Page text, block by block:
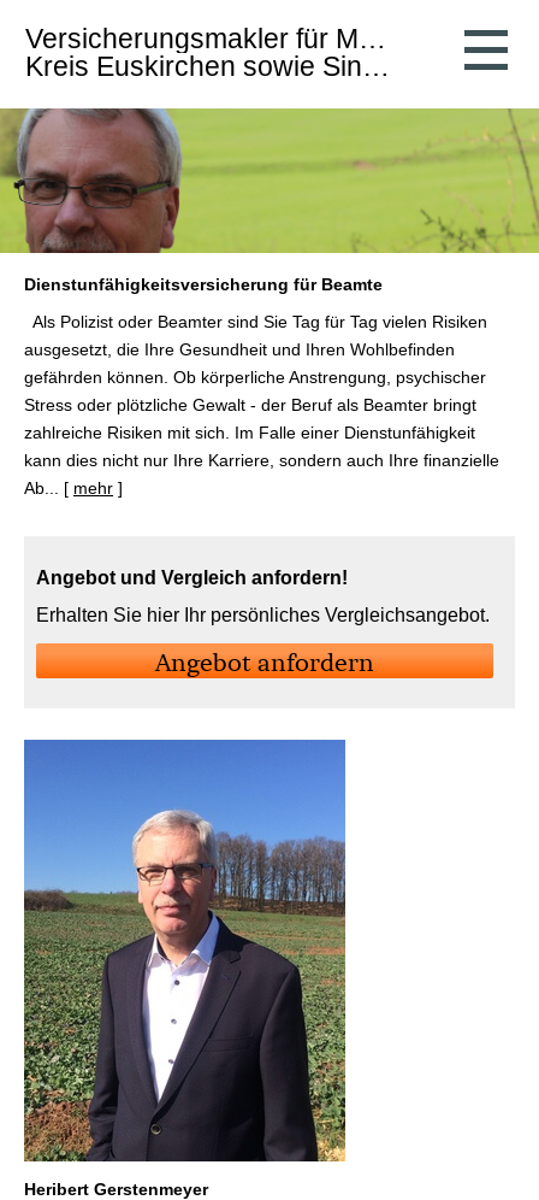
Ver­sicherungs­makler für Mechernich,
Kreis Euskirchen sowie Sinzig und Umgebung
Dienstunfähigkeitsversicherung für Beamte
Als Polizist oder Beamter sind Sie Tag für Tag vielen Risiken
ausgesetzt, die Ihre Gesundheit und Ihren Wohlbefinden
gefährden können. Ob körperliche Anstrengung, psychischer
Stress oder plötzliche Gewalt - der Beruf als Beamter bringt
zahlreiche Risiken mit sich. Im Falle einer Dienstunfähigkeit
kann dies nicht nur Ihre Karriere, sondern auch Ihre finanzielle
Ab...
[ mehr ]
Angebot und Vergleich anfordern!
Erhalten Sie hier Ihr persönliches Vergleichsangebot.
An­ge­bot an­for­dern
Heribert Gerstenmeyer